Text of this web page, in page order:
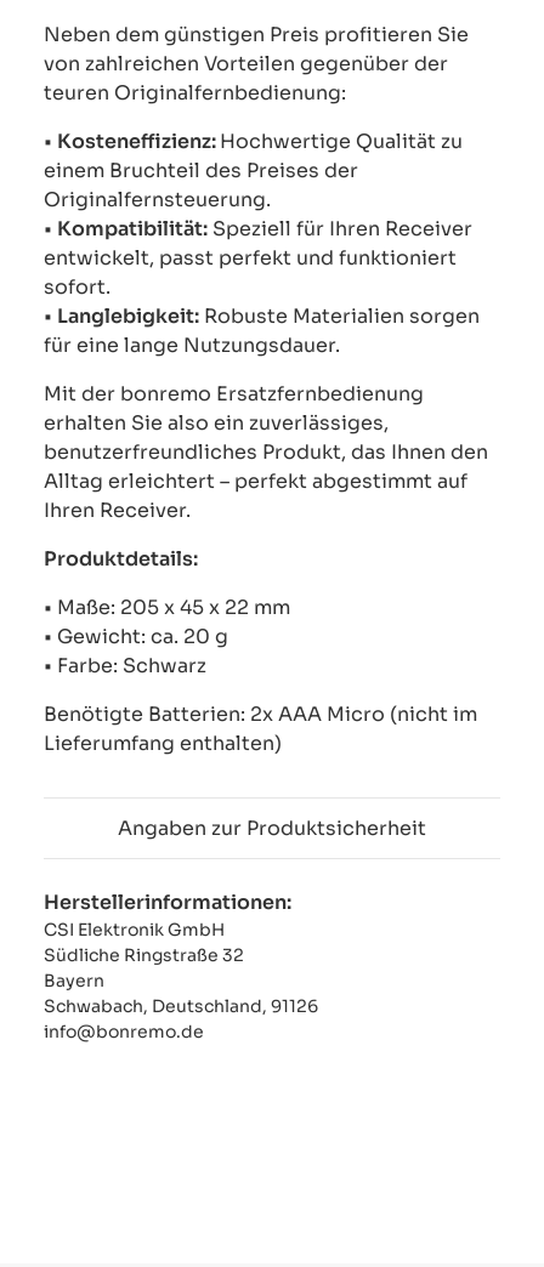
Neben dem günstigen Preis profitieren Sie
von zahlreichen Vorteilen gegenüber der
teuren Originalfernbedienung:
• Kosteneffizienz:Hochwertige Qualität zu
einem Bruchteil des Preises der
Originalfernsteuerung.
• Kompatibilität: Speziell für Ihren Receiver
entwickelt, passt perfekt und funktioniert
sofort.
• Langlebigkeit: Robuste Materialien sorgen
für eine lange Nutzungsdauer.
Mit der bonremo Ersatzfernbedienung
erhalten Sie also ein zuverlässiges,
benutzerfreundliches Produkt, das Ihnen den
Alltag erleichtert – perfekt abgestimmt auf
Ihren Receiver.
Produktdetails:
• Maße: 205 x 45 x 22 mm
• Gewicht: ca. 20 g
• Farbe: Schwarz
Benötigte Batterien: 2x AAA Micro (nicht im
Lieferumfang enthalten)
Angaben zur Produktsicherheit
Herstellerinformationen:
CSI Elektronik GmbH
Südliche Ringstraße 32
Bayern
Schwabach, Deutschland, 91126
info@bonremo.de